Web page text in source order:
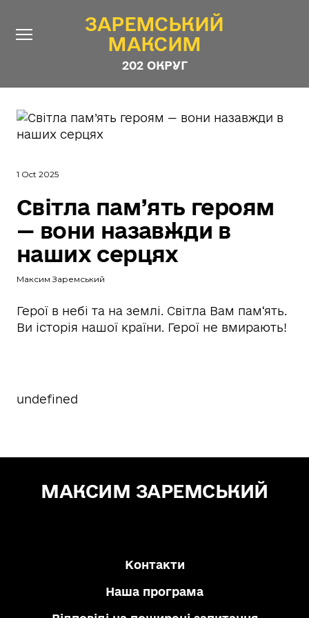
ЗАРЕМСЬКИЙ
МАКСИМ
202 ОКРУГ
ЗАРЕМСЬКИЙ
МАКСИМ
202 ОКРУГ
Новини
Програма
Анонімні опитування
1 Oct 2025
Світла пам’ять героям
— вони назавжди в
наших серцях
Максим Заремський
Герої в небі та на землі. Світла Вам пам‘ять.
Ви історія нашої країни. Герої не вмирають!
undefined
МАКСИМ ЗАРЕМСЬКИЙ
Контакти
Наша програма